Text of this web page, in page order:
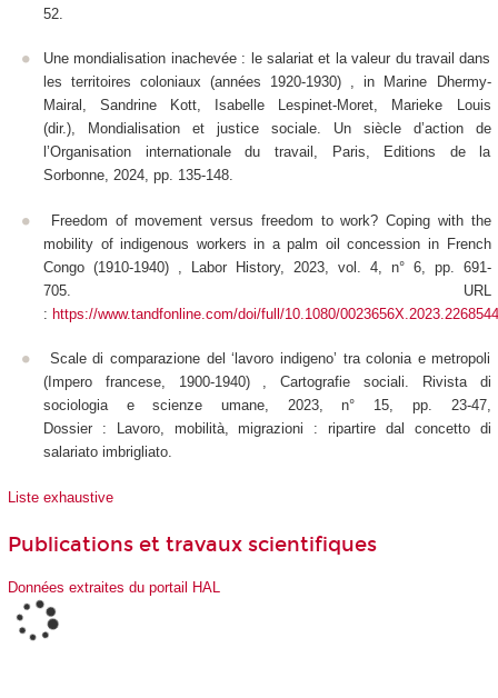
52.
Une mondialisation inachevée : le salariat et la valeur du travail dans
les territoires coloniaux (années 1920-1930) , in Marine Dhermy-
Mairal, Sandrine Kott, Isabelle Lespinet-Moret, Marieke Louis
(dir.), Mondialisation et justice sociale. Un siècle d’action de
l’Organisation internationale du travail, Paris, Editions de la
Sorbonne, 2024, pp. 135-148.
Freedom of movement versus freedom to work? Coping with the
mobility of indigenous workers in a palm oil concession in French
Congo (1910-1940) , Labor History, 2023, vol. 4, n° 6, pp. 691-
705. URL
: https://www.tandfonline.com/doi/full/10.1080/0023656X.2023.2268544
Scale di comparazione del ‘lavoro indigeno’ tra colonia e metropoli
(Impero francese, 1900-1940) , Cartografie sociali. Rivista di
sociologia e scienze umane, 2023, n° 15, pp. 23-47,
Dossier : Lavoro, mobilità, migrazioni : ripartire dal concetto di
salariato imbrigliato.
Liste exhaustive
Publications et travaux scientifiques
Données extraites du portail HAL